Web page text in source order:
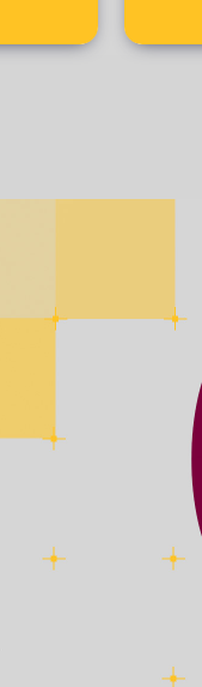
online.